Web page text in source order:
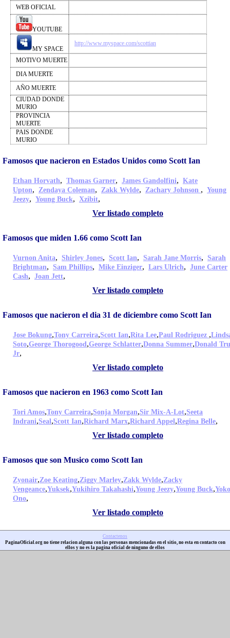
WEB OFICIAL
YOUTUBE
MY SPACE
http://www.myspace.com/scottian
MOTIVO MUERTE
DIA MUERTE
AÑO MUERTE
CIUDAD DONDE
MURIO
PROVINCIA
MUERTE
PAIS DONDE
MURIO
Famosos que nacieron en Estados Unidos como Scott Ian
Ethan Horvath, Thomas Garner, James Gandolfini, Kate
Upton, Zendaya Coleman, Zakk Wylde, Zachary Johnson , Young
Jeezy, Young Buck, Xzibit,
Ver listado completo
Famosos que miden 1.66 como Scott Ian
Vurnon Anita, Shirley Jones, Scott Ian, Sarah Jane Morris, Sarah
Brightman, Sam Phillips, Mike Einziger, Lars Ulrich, June Carter
Cash, Joan Jett,
Ver listado completo
Famosos que nacieron el dia 31 de diciembre como Scott Ian
Jose Bokung,Tony Carreira,Scott Ian,Rita Lee,Paul Rodriguez ,
Soto,George Thorogood,George Schlatter,Donna Summer,Donald
Jr,
Ver listado completo
Famosos que nacieron en 1963 como Scott Ian
Tori Amos,Tony Carreira,Sonja Morgan,Sir Mix-A-Lot,Seeta
Indrani,Seal,Scott Ian,Richard Marx,Richard Appel,Regina Belle,
Ver listado completo
Famosos que son Musico como Scott Ian
Zyonair,Zoe Keating,Ziggy Marley,Zakk Wylde,Zacky
Vengeance,Yuksek,Yukihiro Takahashi,Young Jeezy,Young Buck,Yoko
Ono,
Ver listado completo
Contactenos
PaginaOficial.org no tiene relacion alguna con las personas mencionadas en el sitio, no esta en contacto con
ellos y no es la pagina oficial de ninguno de ellos